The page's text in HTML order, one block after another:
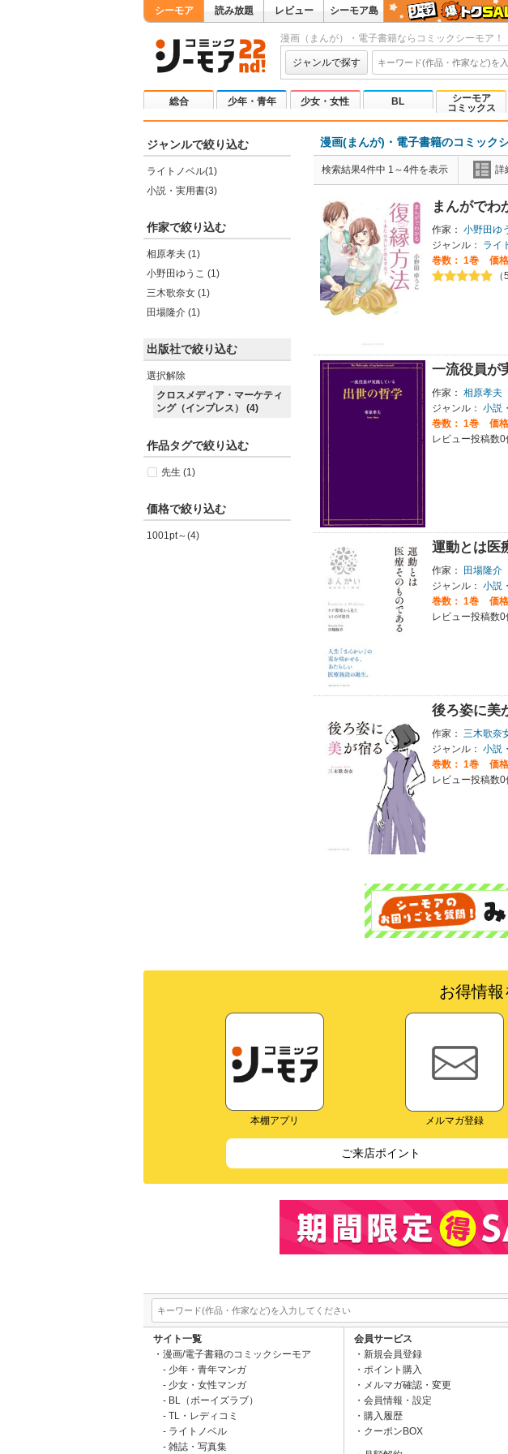
シーモア 読み放題 レビュー シーモア島
漫画（まんが）・電子書籍ならコミックシーモア！
ジャンルで探す
総合 少年・青年 少女・女性 BL
シーモア
コミックス
ジャンルで絞り込む
ライトノベル(1)
小説・実用書(3)
作家で絞り込む
相原孝夫 (1)
小野田ゆうこ (1)
三木歌奈女 (1)
田場隆介 (1)
出版社で絞り込む
選択解除
クロスメディア・マーケティ
ング（インプレス） (4)
作品タグで絞り込む
先生 (1)
価格で絞り込む
1001pt～(4)
漫画(まんが)・電子書籍のコミック
検索結果4件中 1～4件を表示 詳
まんがでわ
作家： 小野田ゆ
ジャンル：
ライ
巻数： 1巻
価
一流役員が
作家： 相原孝夫
ジャンル： 小説
巻数： 1巻
価
レビュー投稿数0
運動とは医
作家：
田場隆介
ジャンル： 小説
巻数： 1巻
価
レビュー投稿数0
後ろ姿に美
作家： 三木歌奈
ジャンル： 小説
巻数： 1巻
価
レビュー投稿数0
お得情
本棚アプリ メルマガ登録
ご来店ポイント
サイト一覧
漫画/電子書籍のコミックシーモア
少年・青年マンガ
少女・女性マンガ
BL（ボーイズラブ）
TL・レディコミ
ライトノベル
雑誌・写真集
会員サービス
新規会員登録
ポイント購入
メルマガ確認・変更
会員情報・設定
購入履歴
クーポンBOX